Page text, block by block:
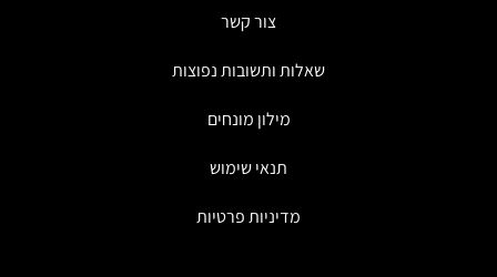
צור קשר
שאלות ותשובות נפוצות
מילון מונחים
תנאי שימוש
מדיניות פרטיות